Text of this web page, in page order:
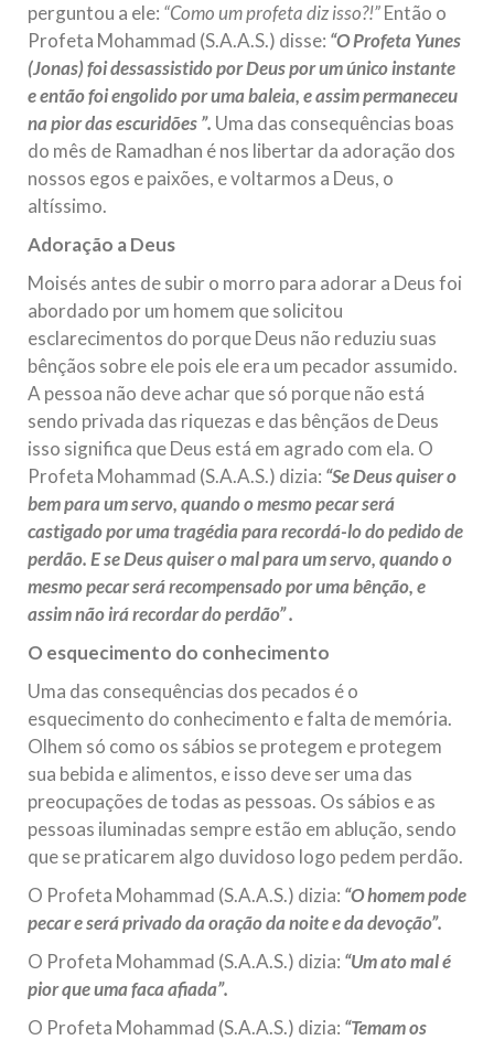
perguntou a ele: “Como um profeta diz isso?!”Então o
Profeta Mohammad (S.A.A.S.) disse: “O Profeta Yunes
(Jonas) foi dessassistido por Deus por um único instante
e então foi engolido por uma baleia, e assim permaneceu
na pior das escuridões ”. Uma das consequências boas
do mês de Ramadhan é nos libertar da adoração dos
nossos egos e paixões, e voltarmos a Deus, o
altíssimo.
Adoração a Deus
Moisés antes de subir o morro para adorar a Deus foi
abordado por um homem que solicitou
esclarecimentos do porque Deus não reduziu suas
bênçãos sobre ele pois ele era um pecador assumido.
A pessoa não deve achar que só porque não está
sendo privada das riquezas e das bênçãos de Deus
isso significa que Deus está em agrado com ela. O
Profeta Mohammad (S.A.A.S.) dizia: “Se Deus quiser o
bem para um servo, quando o mesmo pecar será
castigado por uma tragédia para recordá-lo do pedido de
perdão. E se Deus quiser o mal para um servo, quando o
mesmo pecar será recompensado por uma bênção, e
assim não irá recordar do perdão” .
O esquecimento do conhecimento
Uma das consequências dos pecados é o
esquecimento do conhecimento e falta de memória.
Olhem só como os sábios se protegem e protegem
sua bebida e alimentos, e isso deve ser uma das
preocupações de todas as pessoas. Os sábios e as
pessoas iluminadas sempre estão em ablução, sendo
que se praticarem algo duvidoso logo pedem perdão.
O Profeta Mohammad (S.A.A.S.) dizia: “O homem pode
pecar e será privado da oração da noite e da devoção”.
O Profeta Mohammad (S.A.A.S.) dizia: “Um ato mal é
pior que uma faca afiada”.
O Profeta Mohammad (S.A.A.S.) dizia: “Temam os